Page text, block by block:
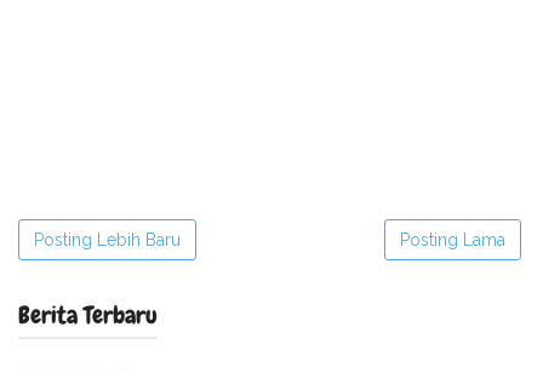
Posting Lebih Baru Posting Lama
Berita Terbaru